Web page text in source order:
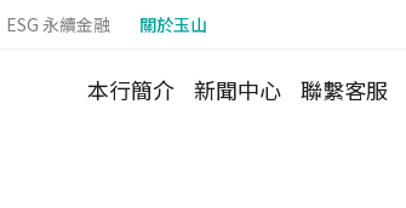
ESG 永續金融 關於玉山
本行簡介 新聞中心 聯繫客服